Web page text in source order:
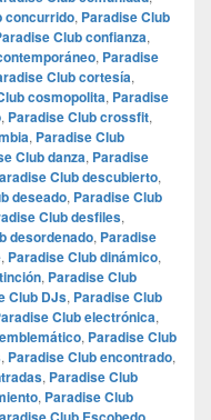
concurrido, Paradise Club
Club confianza,
, Paradise
Club cortesía,
cosmopolita, Paradise
, Paradise Club crossfit,
, Paradise Club
Club danza, Paradise
Club descubierto,
deseado, Paradise Club
Club desfiles,
desordenado, Paradise
, Paradise Club dinámico,
, Paradise Club
Club DJs, Paradise Club
Club electrónica,
, Paradise Club
, Paradise Club encontrado,
, Paradise Club
, Paradise Club